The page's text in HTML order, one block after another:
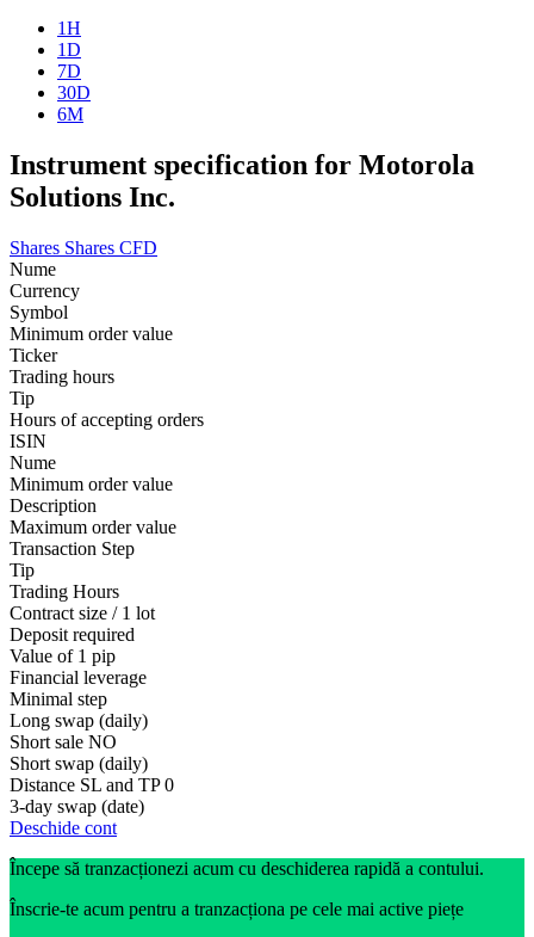
1H
1D
7D
30D
6M
Instrument specification for Motorola
Solutions Inc.
Shares Shares CFD
Nume
Currency
Symbol
Minimum order value
Ticker
Trading hours
Tip
Hours of accepting orders
ISIN
Nume
Minimum order value
Description
Maximum order value
Transaction Step
Tip
Trading Hours
Contract size / 1 lot
Deposit required
Value of 1 pip
Financial leverage
Minimal step
Long swap (daily)
Short sale NO
Short swap (daily)
Distance SL and TP 0
3-day swap (date)
Deschide cont
Începe să tranzacționezi acum cu deschiderea rapidă a contului.
Înscrie-te acum pentru a tranzacționa pe cele mai active piețe